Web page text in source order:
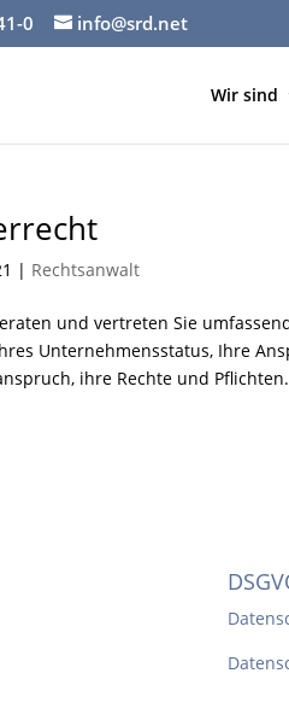
0 info@srd.net
Wir sind
| Rechtsanwalt
und vertreten Sie
Unternehmensstatus, Ihre
ihre Rechte und